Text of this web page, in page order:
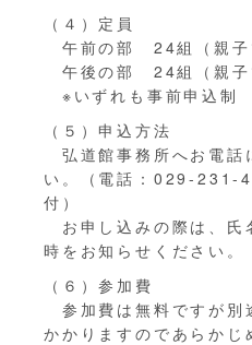
（４）定員
午前の部 24組（親子
午後の部 24組（親子
※いずれも事前申込制
（５）申込方法
弘道館事務所へお電話
い。（電話：029-231-
付）
お申し込みの際は、氏
時をお知らせください。
（６）参加費
参加費は無料ですが別
かかりますのであらかじ